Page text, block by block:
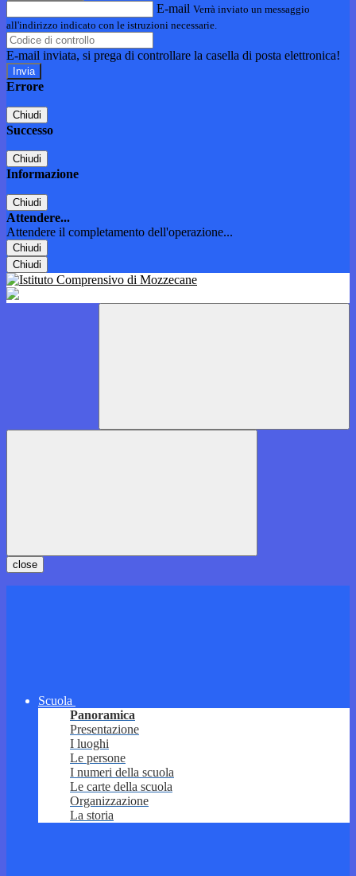
E-mail Verrà inviato un messaggio
all'indirizzo indicato con le istruzioni necessarie.
E-mail inviata, si prega di controllare la casella di posta elettronica!
Errore
Chiudi
Successo
Chiudi
Informazione
Chiudi
Attendere...
Attendere il completamento dell'operazione...
Chiudi
Chiudi
close
Scuola
Panoramica
Presentazione
I luoghi
Le persone
I numeri della scuola
Le carte della scuola
Organizzazione
La storia